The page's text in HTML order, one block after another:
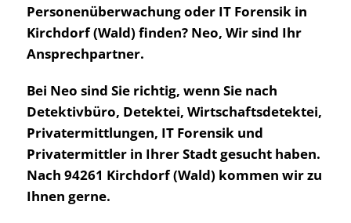
Personenüberwachung oder IT Forensik in
Kirchdorf (Wald) finden? Neo, Wir sind Ihr
Ansprechpartner.
Bei Neo sind Sie richtig, wenn Sie nach
Detektivbüro, Detektei, Wirtschaftsdetektei,
Privatermittlungen, IT Forensik und
Privatermittler in Ihrer Stadt gesucht haben.
Nach 94261 Kirchdorf (Wald) kommen wir zu
Ihnen gerne.